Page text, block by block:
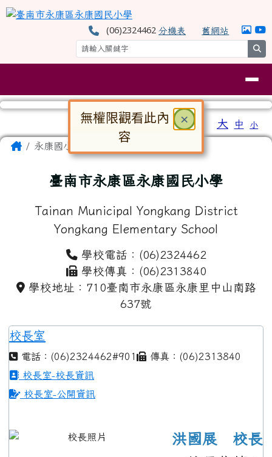
跳至主內容區
臺南市永康區永康國民小學
(06)2324462分機表 舊網站
⏸
大 中 小
主內容區域
Home永康國小
臺南市永康區永康國民小學
Tainan Municipal Yongkang District
Yongkang Elementary School
學校電話：(06)2324462
學校傳真：(06)2313840
學校地址：710臺南市永康區永康里中山南路
637號
校長室
電話：(06)2324462#901
傳真：(06)2313840
校長室-校長資訊
校長室-公開資訊
洪國展 校長
頁尾區域
× 關閉
無權限觀看此內
容
對話框已開啟。請使用 Tab 鍵在